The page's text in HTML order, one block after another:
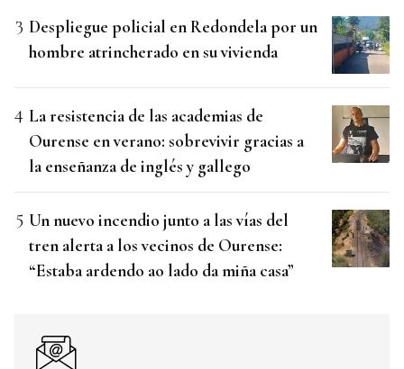
Despliegue policial en Redondela por un
hombre atrincherado en su vivienda
La resistencia de las academias de
Ourense en verano: sobrevivir gracias a
la enseñanza de inglés y gallego
Un nuevo incendio junto a las vías del
tren alerta a los vecinos de Ourense:
“Estaba ardendo ao lado da miña casa”